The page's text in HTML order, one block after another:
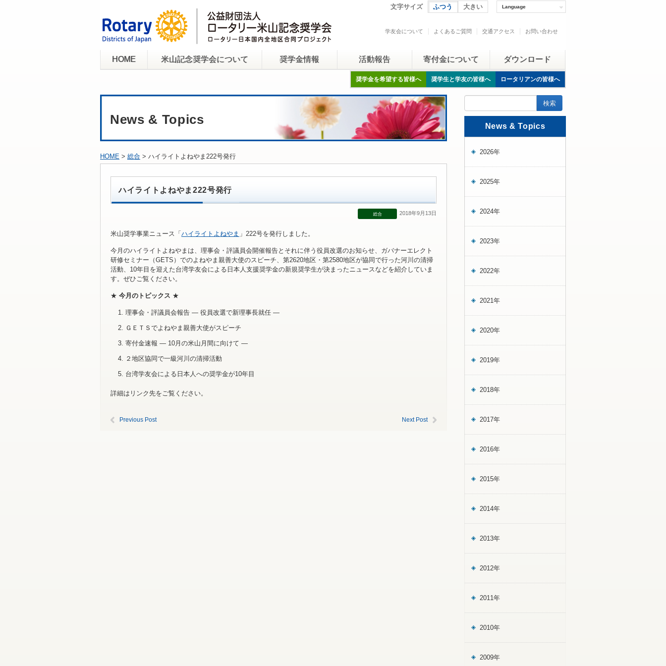
文字サイズ ふつう 大きい Language
学友会について よくあるご質問 交通アクセス お問い合わせ
HOME 米山記念奨学会について 奨学金情報 活動報告 寄付金について ダウンロード
奨学金を希望する皆様へ 奨学生と学友の皆様へ ロータリアンの皆様へ
News & Topics
HOME > 総合 > ハイライトよねやま222号発行
ハイライトよねやま222号発行
総合 2018年9月13日
米山奨学事業ニュース「 ハイライトよねやま 」222号を発行しました。
今月のハイライトよねやまは、理事会・評議員会開催報告とそれに伴う役員改選のお知らせ、ガバナーエレクト
研修セミナー（GETS）でのよねやま親善大使のスピーチ、第2620地区・第2580地区が協同で行った河川の清掃
活動、10年目を迎えた台湾学友会による日本人支援奨学金の新規奨学生が決まったニュースなどを紹介していま
す。ぜひご覧ください。
★ 今月のトピックス ★
理事会・評議員会報告 ― 役員改選で新理事長就任 ―
ＧＥＴＳでよねやま親善大使がスピーチ
寄付金速報 ― 10月の米山月間に向けて ―
２地区協同で一級河川の清掃活動
台湾学友会による日本人への奨学金が10年目
詳細はリンク先をご覧ください。
Previous Post Next Post
News & Topics
2026年
2025年
2024年
2023年
2022年
2021年
2020年
2019年
2018年
2017年
2016年
2015年
2014年
2013年
2012年
2011年
2010年
2009年